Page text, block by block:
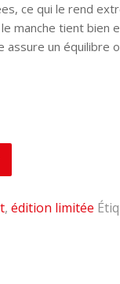
ce qui le rend
manche tient bien
un équilibre
,édition limitée